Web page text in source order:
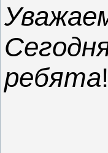
ребята!